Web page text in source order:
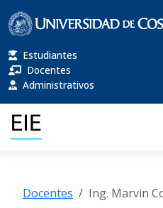
Estudiantes
Docentes
Administrativos
Docentes Ing. Marvin